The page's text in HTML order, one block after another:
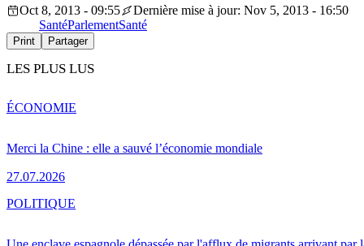
Oct 8, 2013 - 09:55
Dernière mise à jour: Nov 5, 2013 - 16:50
SantéParlementSanté
Print Partager
LES PLUS LUS
Merci la Chine : elle a sauvé l’économie mondiale
27.07.2026
ÉCONOMIE
POLITIQUE